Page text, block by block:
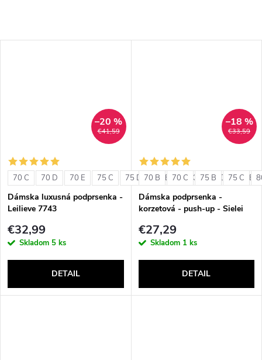
€41,59
–20 %
70 C 70 D 70 E 75 C 75 D 75 E 80 C 80 D 80 E
Dámska luxusná podprsenka -
Leilieve 7743
€32,99
Skladom 5 ks
DETAIL
€33,59
–18 %
70 B 70 C 75 B 75 C
Dámska podprsenka -
korzetová - push-up - Sielei
€27,29
Skladom 1 ks
DETAIL